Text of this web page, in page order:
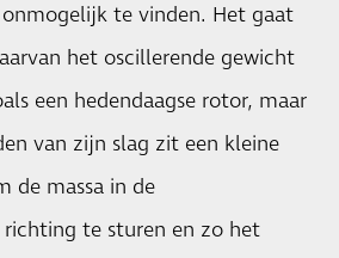
te vinden. Het gaat
het oscillerende gewicht
een hedendaagse rotor, maar
van zijn slag zit een kleine
de massa in de
te sturen en zo het